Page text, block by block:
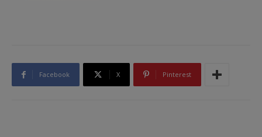
Facebook X Pinterest